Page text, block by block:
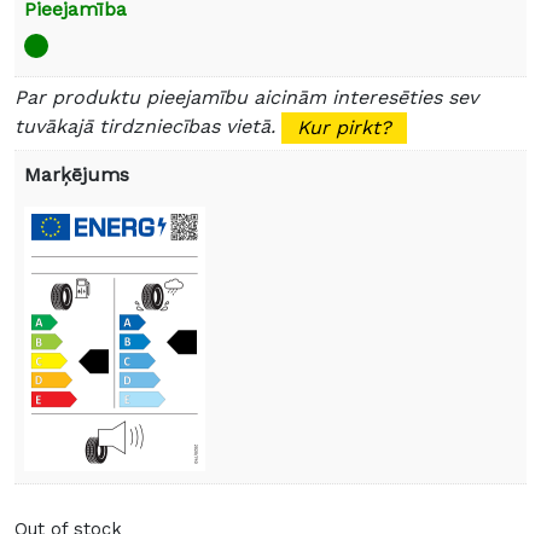
Pieejamība
Par produktu pieejamību aicinām interesēties sev
tuvākajā tirdzniecības vietā.
Kur pirkt?
Marķējums
Out of stock